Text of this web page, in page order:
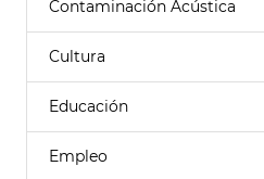
Contaminación Acústica
Cultura
Educación
Empleo